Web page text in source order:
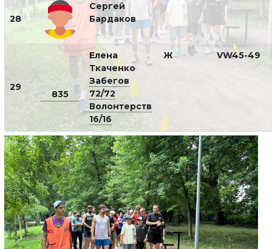
28
Сергей
Бардаков
29
835
Елена
Ткаченко
Забегов
72/72
Волонтерств
16/16
Ж VW45-49